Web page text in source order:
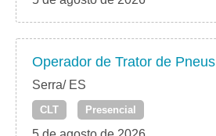
Operador de Trator de Pneus
Serra/ ES
CLT Presencial